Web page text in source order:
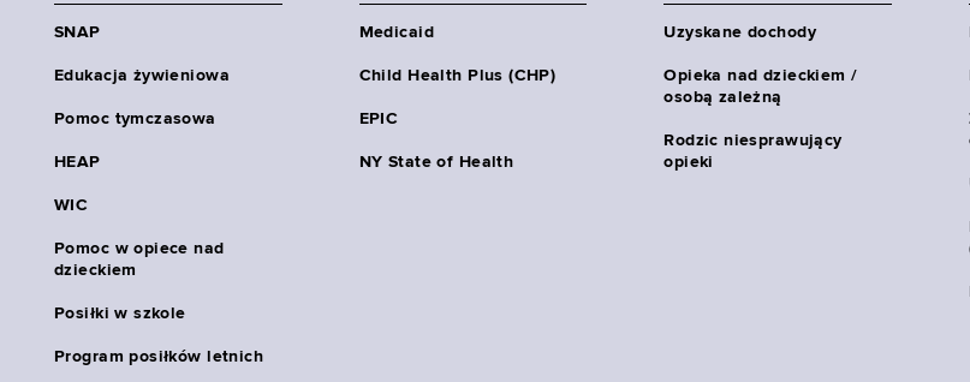
SNAP
Edukacja żywieniowa
Pomoc tymczasowa
HEAP
WIC
Pomoc w opiece nad
dzieckiem
Posiłki w szkole
Program posiłków letnich
Medicaid
Child Health Plus (CHP)
EPIC
NY State of Health
Uzyskane dochody
Opieka nad dzieckiem /
osobą zależną
Rodzic niesprawujący
opieki